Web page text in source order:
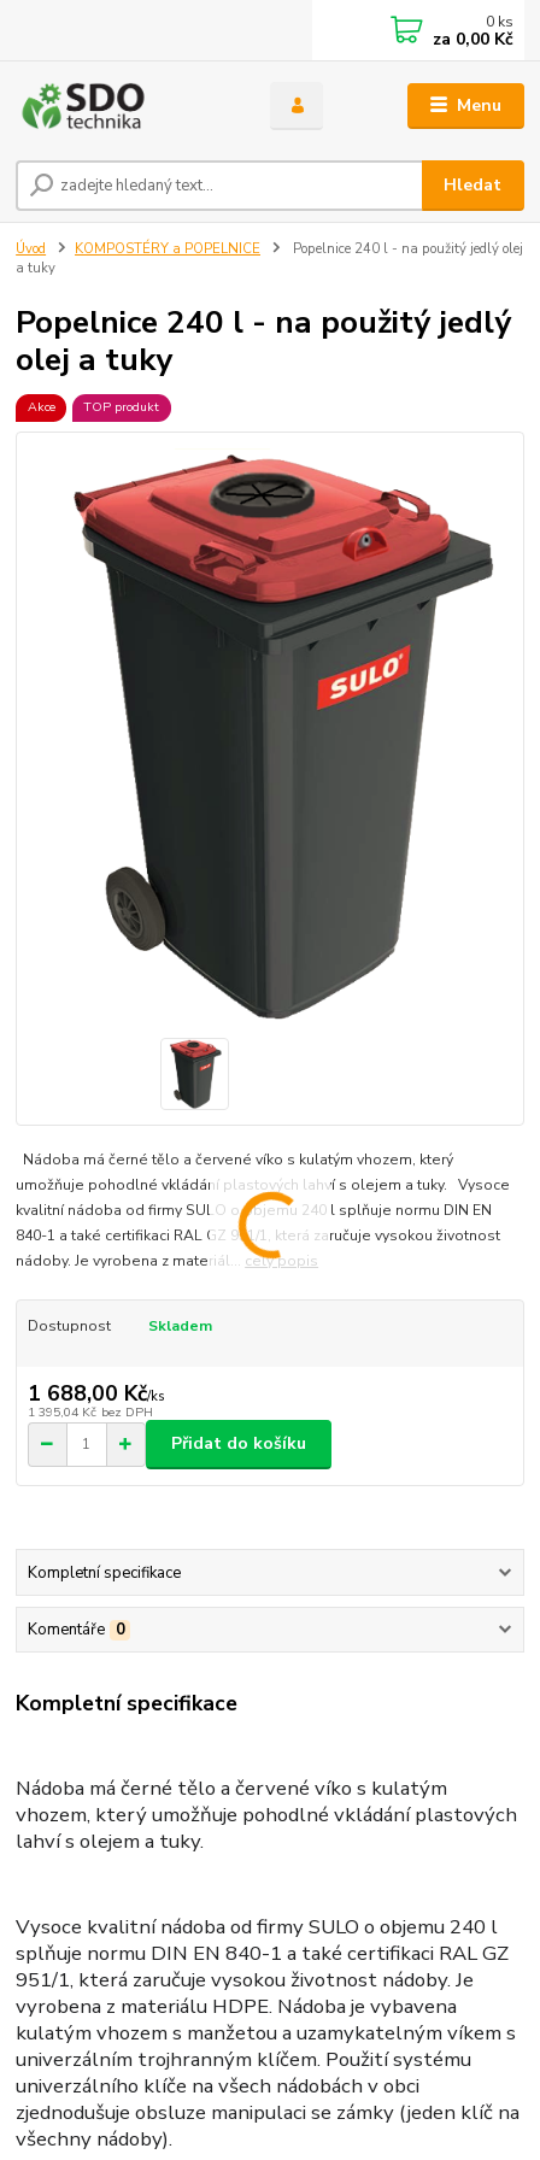
Menu
Hledat
0 ks
za 0,00 Kč
Úvod KOMPOSTÉRY a POPELNICE
Popelnice 240 l - na použitý jedlý olej
a tuky
Popelnice 240 l - na použitý jedlý
olej a tuky
Akce TOP produkt
Nádoba má černé tělo a červené víko s kulatým vhozem, který
umožňuje pohodlné vkládání plastových lahví s olejem a tuky. Vysoce
kvalitní nádoba od firmy SULO o objemu 240 l splňuje normu DIN EN
840-1 a také certifikaci RAL GZ 951/1, která zaručuje vysokou životnost
nádoby. Je vyrobena z materiál... celý popis
Dostupnost Skladem
1 688,00 Kč/ks
1 395,04 Kč bez DPH
Přidat do košíku
Kompletní specifikace
Komentáře 0
Kompletní specifikace
Nádoba má černé tělo a červené víko s kulatým
vhozem, který umožňuje pohodlné vkládání plastových
lahví s olejem a tuky.
Vysoce kvalitní nádoba od firmy SULO o objemu 240 l
splňuje normu DIN EN 840-1 a také certifikaci RAL GZ
951/1, která zaručuje vysokou životnost nádoby. Je
vyrobena z materiálu HDPE. Nádoba je vybavena
kulatým vhozem s manžetou a uzamykatelným víkem s
univerzálním trojhranným klíčem. Použití systému
univerzálního klíče na všech nádobách v obci
zjednodušuje obsluze manipulaci se zámky (jeden klíč na
všechny nádoby).